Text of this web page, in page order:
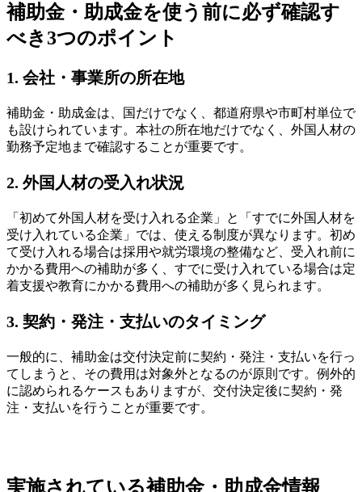
補助金・助成金を使う前に必ず確認す
べき3つのポイント
1. 会社・事業所の所在地
補助金・助成金は、国だけでなく、都道府県や市町村単位で
も設けられています。本社の所在地だけでなく、外国人材の
勤務予定地まで確認することが重要です。
2. 外国人材の受入れ状況
「初めて外国人材を受け入れる企業」と「すでに外国人材を
受け入れている企業」では、使える制度が異なります。初め
て受け入れる場合は採用や就労環境の整備など、受入れ前に
かかる費用への補助が多く、すでに受け入れている場合は定
着支援や教育にかかる費用への補助が多く見られます。
3. 契約・発注・支払いのタイミング
一般的に、補助金は交付決定前に契約・発注・支払いを行っ
てしまうと、その費用は対象外となるのが原則です。例外的
に認められるケースもありますが、交付決定後に契約・発
注・支払いを行うことが重要です。
実施されている補助金・助成金情報